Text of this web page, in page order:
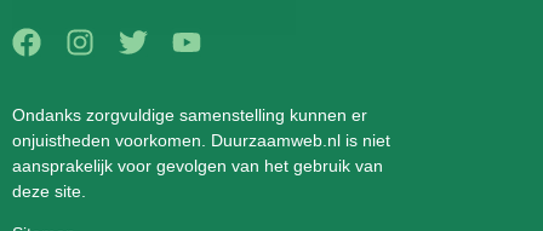
Ondanks zorgvuldige samenstelling kunnen er
onjuistheden voorkomen. Duurzaamweb.nl is niet
aansprakelijk voor gevolgen van het gebruik van
deze site.